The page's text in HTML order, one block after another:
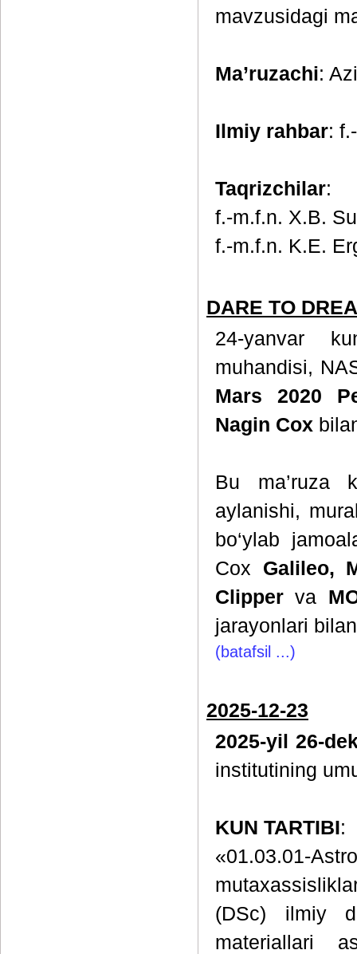
mavzusidagi
Ma’ruzachi:
Ilmiy rahbar:
Taqrizchilar:
f.-m.f.n. X.B.
f.-m.f.n. K.E.
DARE TO
24-yanvar
muhandisi,
Mars 2020
Nagin Cox
Bu ma’ruza
aylanishi,
bo‘ylab
Cox Galileo,
Clipper va
jarayonlari
(batafsil ...)
2025-12-23
2025-yil 26-
institutining
KUN TARTIBI:
«01.03.01-
(DSc) ilmiy
materiallari